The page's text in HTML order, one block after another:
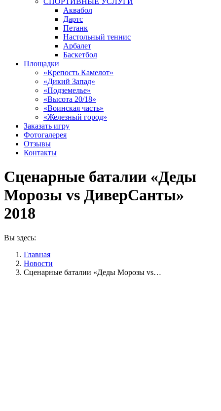
Аквабол
Дартс
Петанк
Настольный теннис
Арбалет
Баскетбол
Площадки
«Крепость Камелот»
«Дикий Запад»
«Подземелье»
«Высота 20/18»
«Воинская часть»
«Железный город»
Заказать игру
Фотогалерея
Отзывы
Контакты
Сценарные баталии «Деды
Морозы vs ДиверСанты»
2018
Вы здесь:
Главная
Новости
Сценарные баталии «Деды Морозы vs…